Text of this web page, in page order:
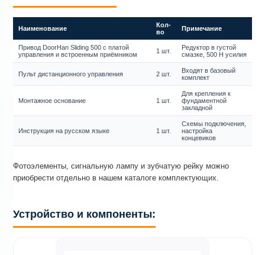
Наименование
Кол-
во
Примечание
Привод DoorHan Sliding 500 с платой
управления и встроенным приёмником
1 шт.
Редуктор в густой
смазке, 500 Н усилия
Пульт дистанционного управления 2 шт.
Входят в базовый
комплект
Монтажное основание 1 шт.
Для крепления к
фундаментной
закладной
Инструкция на русском языке 1 шт.
Схемы подключения,
настройка
концевиков
Фотоэлементы, сигнальную лампу и зубчатую рейку можно
приобрести отдельно в нашем каталоге комплектующих.
Устройство и компоненты: